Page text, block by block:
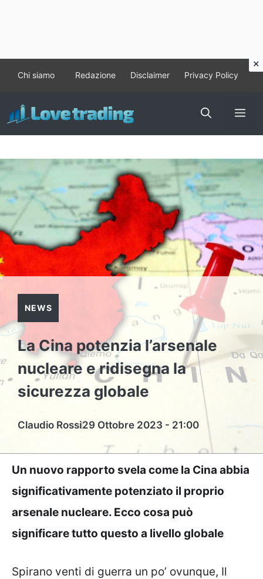
contenuto
Chi siamo Redazione Disclaimer Privacy Policy
NEWS
La Cina potenzia l’arsenale
nucleare e ridisegna la
sicurezza globale
Claudio Rossi29 Ottobre 2023 - 21:00
Un nuovo rapporto svela come la Cina abbia
significativamente potenziato il proprio
arsenale nucleare. Ecco cosa può
significare tutto questo a livello globale
Spirano venti di guerra un po’ ovunque, Il